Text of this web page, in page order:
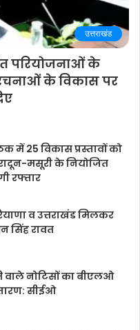
उत्तराखंड
परियोजनाओं के
के विकास पर
में 25 विकास प्रस्तावों को
मसूरी के नियोजित
रफ्तार
व उत्तराखंड मिलकर
सिंह रावत
वाले नोटिसों का बीएलओ
सीईओ